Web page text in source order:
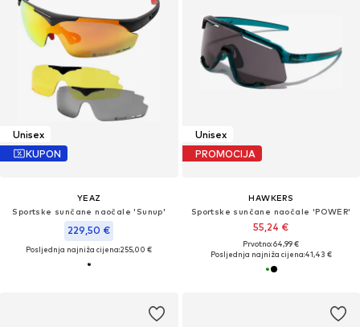
Unisex
KUPON
YEAZ
Sportske sunčane naočale 'Sunup'
229,50 €
Posljednja najniža cijena:255,00 €
Unisex
PROMOCIJA
HAWKERS
Sportske sunčane naočale 'POWER'
55,24 €
Prvotno: 64,99 €
Posljednja najniža cijena:41,43 €